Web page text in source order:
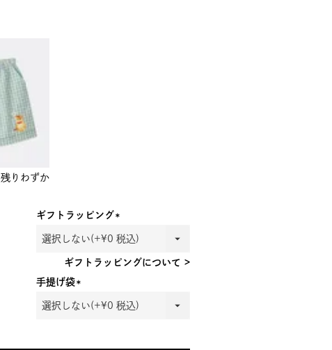
残りわずか
ギフトラッピング
(必
ギフトラッピングについて >
手提げ袋
(必